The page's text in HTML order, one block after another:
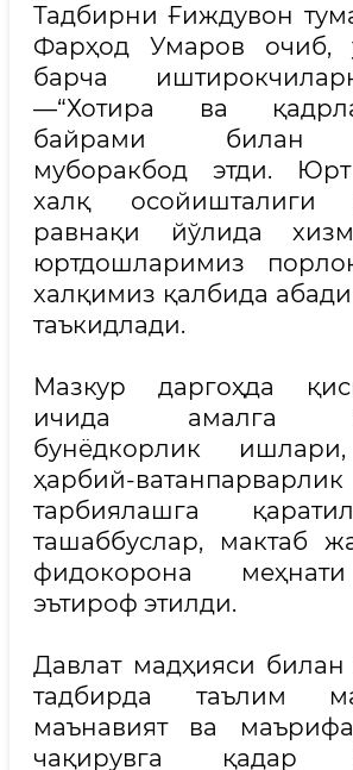
Тадбирни Ғиждувон
Фарҳод Умаров очиб,
барча
—“Хотира ва
байрами билан
муборакбод этди.
халқ
равнақи йўлида
юртдошларимиз
халқимиз қалбида
таъкидлади.
Мазкур даргоҳда
ичида амалга
бунёдкорлик
ҳарбий-
тарбиялашга
ташаббуслар, мактаб
фидокорона
эътироф этилди.
Давлат мадҳияси
тадбирда таълим
маънавият ва
чақирувга қадар